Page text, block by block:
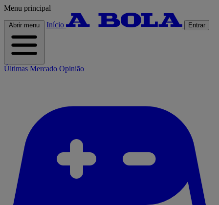
Menu principal
Abrir menu Início Entrar
Últimas Mercado Opinião